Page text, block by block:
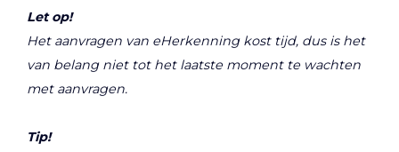
Let op!
Het aanvragen van eHerkenning kost tijd, dus is het
van belang niet tot het laatste moment te wachten
met aanvragen.
Tip!